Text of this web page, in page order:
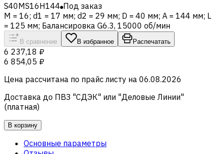
S40MS16H144 Под заказ
M = 16; d1 = 17 мм; d2 = 29 мм; D = 40 мм; A = 144 мм; L
= 125 мм; Балансировка G6.3, 15000 об/мин
В сравнение В избранное Распечатать
6 237,18 ₽
6 854,05 ₽
Цена рассчитана по прайс листу на 06.08.2026
Доставка до ПВЗ "СДЭК" или "Деловые Линии"
(платная)
В корзину
Основные параметры